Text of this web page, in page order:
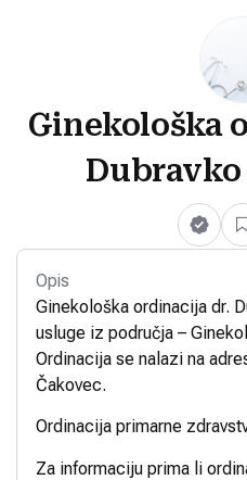
Ginekološka
Dubravko
Opis
Ginekološka ordinacija dr.
usluge iz područja –
Ordinacija se nalazi na
Čakovec.
Ordinacija primarne
Za informaciju prima li